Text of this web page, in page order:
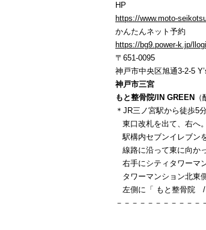
HP
https://www.moto-
かんたんネット予約
https://bg9.power-k.jp/
〒651-0095
神戸市中央区旭通3-2-5
神戸市三宮
もと整骨院/IN GREEN
＊JR三ノ宮駅から徒歩5
東口改札を出て、右へ
駅構内セブンイレブン
線路に沿って東に向か
右手にシティタワーマ
タワーマンション北東
左側に「 もと整骨院
－－－－－－－－－－－